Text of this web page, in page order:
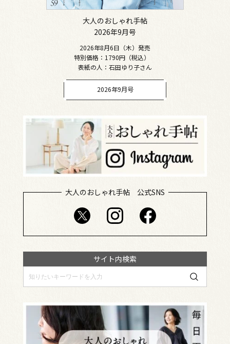
大人のおしゃれ手帖
2026年9月号
2026年8月6日（木）発売
特別価格：1790円（税込）
表紙の人：石田ゆり子さん
2026年9月号
大人のおしゃれ手帖 公式SNS
サイト内検索